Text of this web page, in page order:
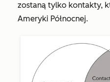
zostaną tylko kontakty,
Ameryki Północnej.